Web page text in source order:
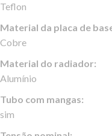
Teflon
Material da placa de
Cobre
Material do radiador:
Alumínio
Tubo com mangas:
sim